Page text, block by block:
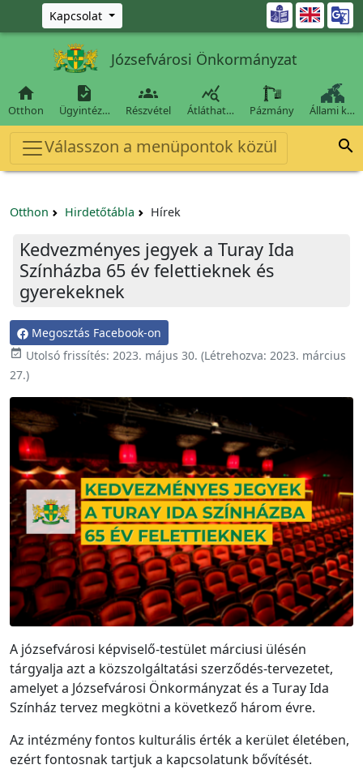
Ugrás a fő tartalomra
Kapcsolat 
Józsefvárosi Önkormányzat

Otthon

Ügyintéz…

Részvétel

Átláthat… Pázmány Állami k…
Válasszon a menüpontok közül 
Otthon Hirdetőtábla Hírek
Kedvezményes jegyek a Turay Ida
Színházba 65 év felettieknek és
gyerekeknek
Megosztás Facebook-on
 Utolsó frissítés: 2023. május 30. (Létrehozva: 2023. március
27.)
A józsefvárosi képviselő-testület márciusi ülésén
tárgyalja azt a közszolgáltatási szerződés-tervezetet,
amelyet a Józsefvárosi Önkormányzat és a Turay Ida
Színház tervez megkötni a következő három évre.
Az intézmény fontos kulturális érték a kerület életében,
ezért fontosnak tartjuk a kapcsolatunk bővítését.